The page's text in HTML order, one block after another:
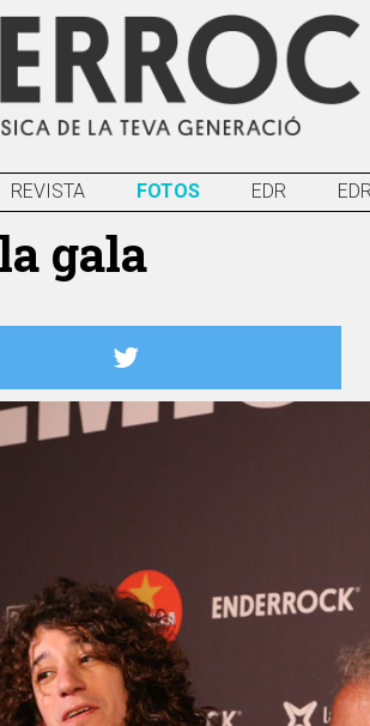
REVISTA FOTOS EDR
gala